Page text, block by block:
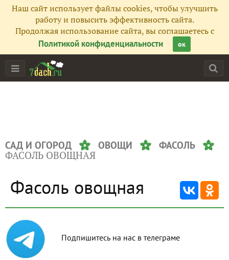
Наш сайт использует файлы cookies, чтобы улучшить
работу и повысить эффективность сайта.
Продолжая использование сайта, вы соглашаетесь с
Политикой конфиденциальности
ок
САД И ОГОРОД ОВОЩИ ФАСОЛЬ
ФАСОЛЬ ОВОЩНАЯ
Фасоль овощная
Подпишитесь на нас в телеграме